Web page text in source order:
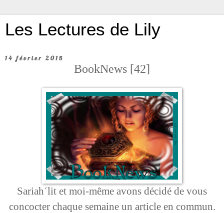
Les Lectures de Lily
14 février 2015
BookNews [42]
Sariah´lit et moi-même avons décidé de vous
concocter chaque semaine un article en commun.